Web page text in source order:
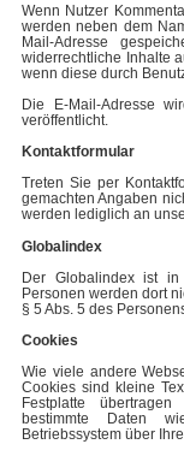
Wenn Nutzer
werden neben dem
Mail-Adresse
widerrechtliche Inhalte
wenn diese durch
Die E-Mail-Adresse
veröffentlicht.
Kontaktformular
Treten Sie per
gemachten Angaben
werden lediglich an
Globalindex
Der Globalindex ist
Personen werden dort
§ 5 Abs. 5 des
Cookies
Wie viele andere
Cookies sind kleine
Festplatte
bestimmte Daten
Betriebssystem über